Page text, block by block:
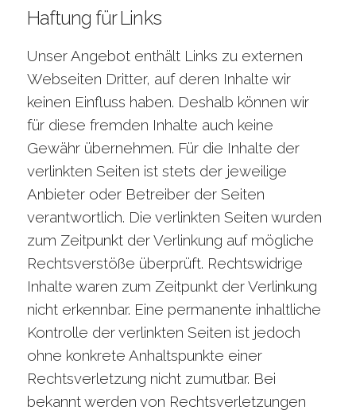
Haftung für Links
Unser Angebot enthält Links zu externen
Webseiten Dritter, auf deren Inhalte wir
keinen Einfluss haben. Deshalb können wir
für diese fremden Inhalte auch keine
Gewähr übernehmen. Für die Inhalte der
verlinkten Seiten ist stets der jeweilige
Anbieter oder Betreiber der Seiten
verantwortlich. Die verlinkten Seiten wurden
zum Zeitpunkt der Verlinkung auf mögliche
Rechtsverstöße überprüft. Rechtswidrige
Inhalte waren zum Zeitpunkt der Verlinkung
nicht erkennbar. Eine permanente inhaltliche
Kontrolle der verlinkten Seiten ist jedoch
ohne konkrete Anhaltspunkte einer
Rechtsverletzung nicht zumutbar. Bei
bekannt werden von Rechtsverletzungen